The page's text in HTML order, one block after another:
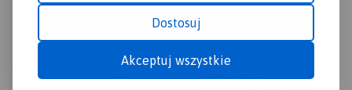
Dostosuj
Akceptuj wszystkie